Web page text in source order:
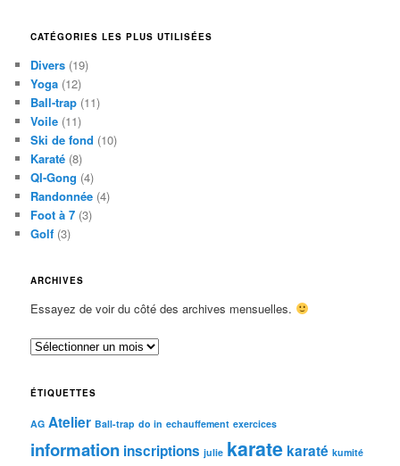
CATÉGORIES LES PLUS UTILISÉES
Divers (19)
Yoga (12)
Ball-trap (11)
Voile (11)
Ski de fond (10)
Karaté (8)
QI-Gong (4)
Randonnée (4)
Foot à 7 (3)
Golf (3)
ARCHIVES
Essayez de voir du côté des archives mensuelles.
Archives
ÉTIQUETTES
AG Atelier Ball-trap do in echauffement exercices
information inscriptions julie karate karaté kumité